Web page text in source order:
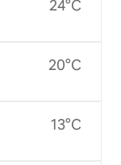
24°C
20°C
13°C